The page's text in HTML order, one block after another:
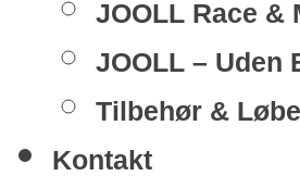
JOOLL Race &
JOOLL – Uden
Tilbehør &
Kontakt